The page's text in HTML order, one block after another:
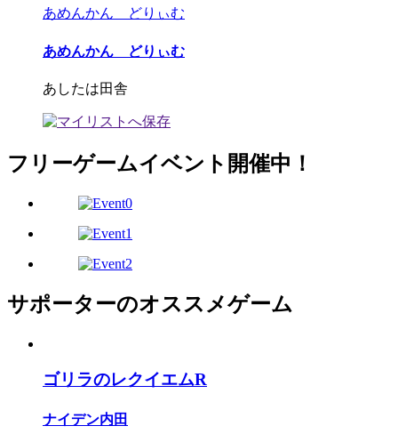
あめんかん どりぃむ
あめんかん どりぃむ
あしたは田舎
フリーゲームイベント開催中！
サポーターのオススメゲーム
ゴリラのレクイエムR
ナイデン内田